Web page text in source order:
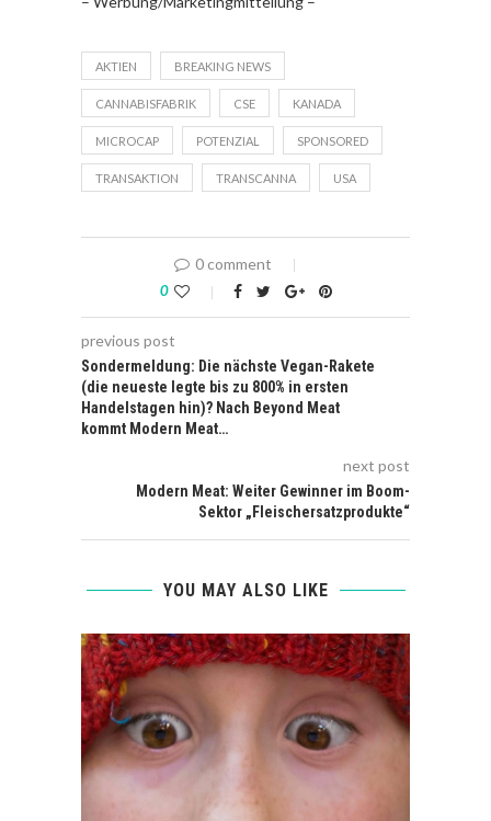
AKTIEN BREAKING NEWS
CANNABISFABRIK CSE KANADA
MICROCAP POTENZIAL SPONSORED
TRANSAKTION TRANSCANNA USA
0 comment
0
previous post
Sondermeldung: Die nächste Vegan-Rakete
(die neueste legte bis zu 800% in ersten
Handelstagen hin)? Nach Beyond Meat
kommt Modern Meat…
next post
Modern Meat: Weiter Gewinner im Boom-
Sektor „Fleischersatzprodukte“
YOU MAY ALSO LIKE